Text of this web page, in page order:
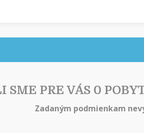
SME PRE VÁS 0
Zadaným podmienkam